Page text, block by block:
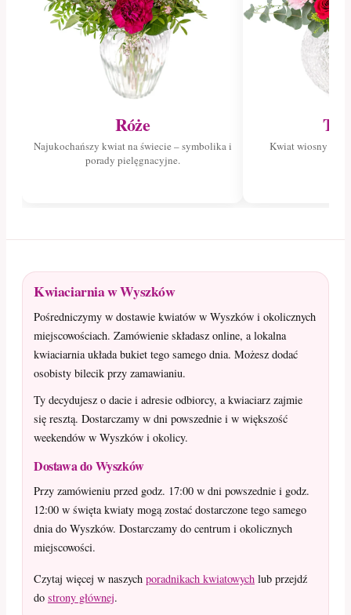
Róże
Najukochańszy kwiat na świecie – symbolika i
porady pielęgnacyjne.
Kwiat wiosny –
Kwiaciarnia w Wyszków
Pośredniczymy w dostawie kwiatów w Wyszków i okolicznych
miejscowościach. Zamówienie składasz online, a lokalna
kwiaciarnia układa bukiet tego samego dnia. Możesz dodać
osobisty bilecik przy zamawianiu.
Ty decydujesz o dacie i adresie odbiorcy, a kwiaciarz zajmie
się resztą. Dostarczamy w dni powszednie i w większość
weekendów w Wyszków i okolicy.
Dostawa do Wyszków
Przy zamówieniu przed godz. 17:00 w dni powszednie i godz.
12:00 w święta kwiaty mogą zostać dostarczone tego samego
dnia do Wyszków. Dostarczamy do centrum i okolicznych
miejscowości.
Czytaj więcej w naszych poradnikach kwiatowych lub przejdź
do strony głównej.